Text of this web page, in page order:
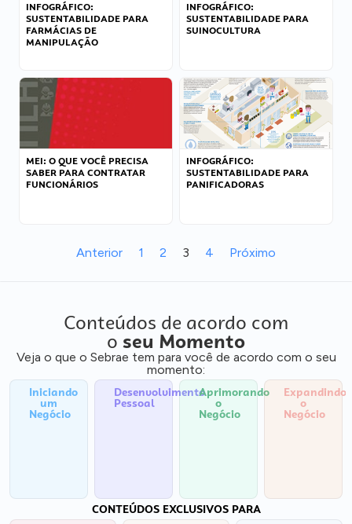
INFOGRÁFICO:
SUSTENTABILIDADE PARA
FARMÁCIAS DE
MANIPULAÇÃO
INFOGRÁFICO:
SUSTENTABILIDADE PARA
SUINOCULTURA
MEI: O QUE VOCÊ PRECISA
SABER PARA CONTRATAR
FUNCIONÁRIOS
INFOGRÁFICO:
SUSTENTABILIDADE PARA
PANIFICADORAS
Anterior 1 2 3 4 Próximo
Conteúdos de acordo com
o seu Momento
Veja o que o Sebrae tem para você de acordo com o seu
momento:
Iniciando
um
Negócio
Desenvolvimento
Pessoal
Aprimorando
o
Negócio
Expandindo
o
Negócio
CONTEÚDOS EXCLUSIVOS PARA